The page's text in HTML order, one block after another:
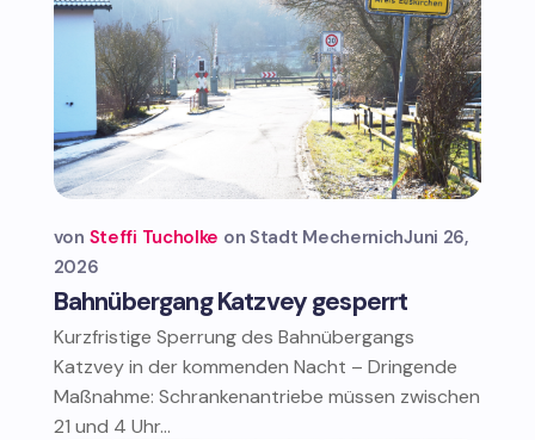
Bahnübergang Katzvey gesperrt
von Steffi Tucholke Stadt MechernichJuni 26,
2026
Kurzfristige Sperrung des Bahnübergangs
Katzvey in der kommenden Nacht – Dringende
Maßnahme: Schrankenantriebe müssen zwischen
21 und 4 Uhr...